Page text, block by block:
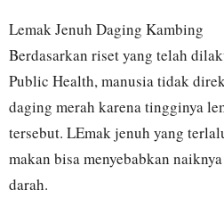
Lemak Jenuh Daging Kambing
Berdasarkan riset yang telah
Public Health, manusia tidak
daging merah karena tingginya
tersebut. LEmak jenuh yang
makan bisa menyebabkan
darah.